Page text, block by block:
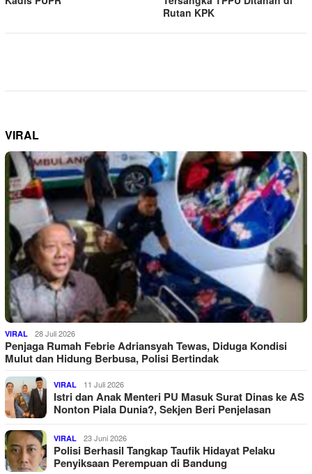
Rutan KPK
VIRAL
VIRAL 28 Juli 2026
Penjaga Rumah Febrie Adriansyah Tewas, Diduga Kondisi
Mulut dan Hidung Berbusa, Polisi Bertindak
VIRAL 11 Juli 2026
Istri dan Anak Menteri PU Masuk Surat Dinas ke AS
Nonton Piala Dunia?, Sekjen Beri Penjelasan
VIRAL 23 Juni 2026
Polisi Berhasil Tangkap Taufik Hidayat Pelaku
Penyiksaan Perempuan di Bandung